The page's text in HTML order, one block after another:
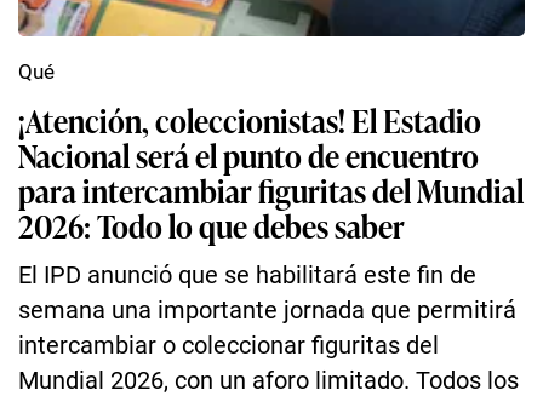
¡Atención, coleccionistas! El Estadio
Nacional será el punto de encuentro
para intercambiar figuritas del Mundial
2026: Todo lo que debes saber
El IPD anunció que se habilitará este fin de
semana una importante jornada que permitirá
intercambiar o coleccionar figuritas del
Mundial 2026, con un aforo limitado. Todos los
Qué